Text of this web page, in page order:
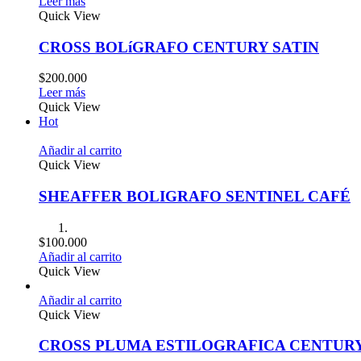
Quick View
CROSS BOLíGRAFO CENTURY SATIN
$200.000
Leer más
Quick View
Hot
Añadir al carrito
Quick View
SHEAFFER BOLIGRAFO SENTINEL CAFÉ
$100.000
Añadir al carrito
Quick View
Añadir al carrito
Quick View
CROSS PLUMA ESTILOGRAFICA